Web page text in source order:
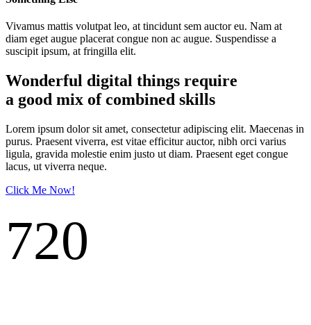
Vivamus mattis volutpat leo, at tincidunt sem auctor eu. Nam at
diam eget augue placerat congue non ac augue. Suspendisse a
suscipit ipsum, at fringilla elit.
Wonderful digital things require
a good mix of combined skills
Lorem ipsum dolor sit amet, consectetur adipiscing elit. Maecenas in
purus. Praesent viverra, est vitae efficitur auctor, nibh orci varius
ligula, gravida molestie enim justo ut diam. Praesent eget congue
lacus, ut viverra neque.
Click Me Now!
720